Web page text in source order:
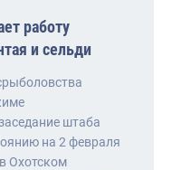
работу
и сельди
штаба
на 2 февраля
Охотском